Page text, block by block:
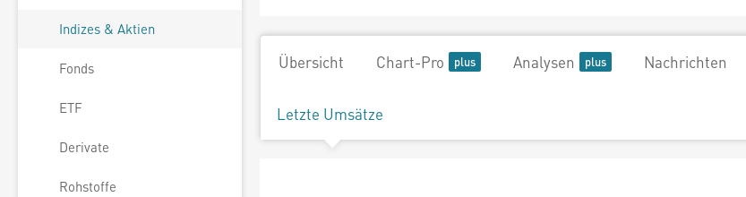
Indizes & Aktien
Fonds
ETF
Derivate
Rohstoffe
Übersicht Chart-Pro Analysen Nachrichten
Letzte Umsätze